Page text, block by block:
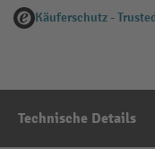
Käuferschutz -
Technische Details